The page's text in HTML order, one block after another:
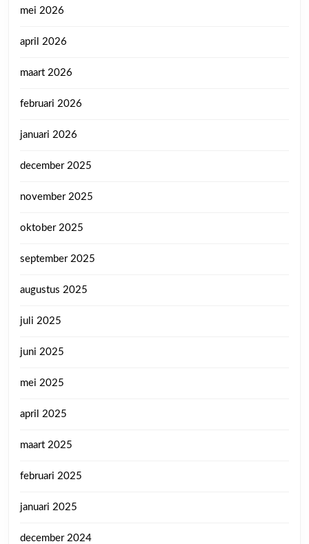
mei 2026
april 2026
maart 2026
februari 2026
januari 2026
december 2025
november 2025
oktober 2025
september 2025
augustus 2025
juli 2025
juni 2025
mei 2025
april 2025
maart 2025
februari 2025
januari 2025
december 2024